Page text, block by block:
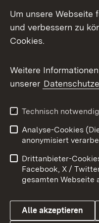
Facebook
X / Twitter
Youtube
Impressum
Barrierefreiheit
Cookies
Um unsere Webseite
und verbessern zu
Cookies.
Weitere
unserer
Technisch
Analyse-Cookies
anonymisiert
Drittanbieter-
Facebook, X /
gesamten Webseite
Alle akzeptieren